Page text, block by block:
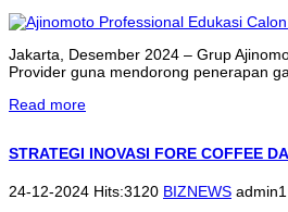
Jakarta, Desember 2024 – Grup
Provider guna mendorong penerapan
Read more
STRATEGI INOVASI FORE COFFEE
24-12-2024 Hits:3120 BIZNEWS admin1